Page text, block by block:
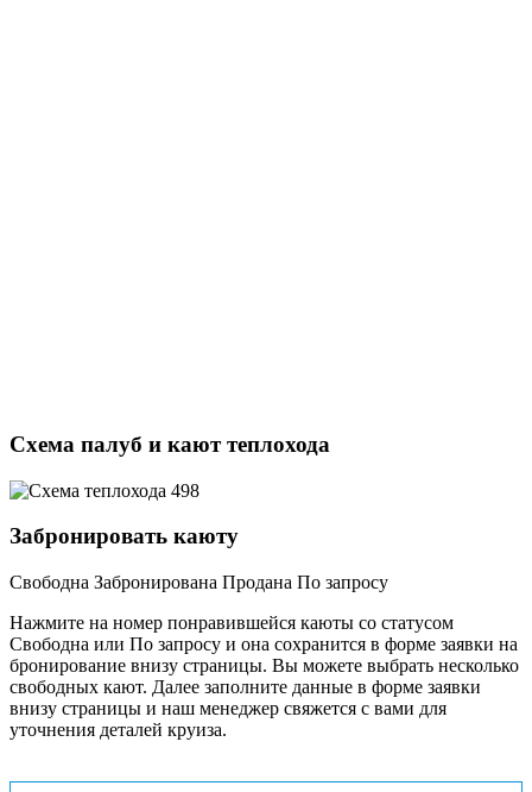
Схема палуб и кают теплохода
Забронировать каюту
Свободна Забронирована Продана По запросу
Нажмите на номер понравившейся каюты со статусом
Свободна или По запросу и она сохранится в форме заявки на
бронирование внизу страницы. Вы можете выбрать несколько
свободных кают. Далее заполните данные в форме заявки
внизу страницы и наш менеджер свяжется с вами для
уточнения деталей круиза.